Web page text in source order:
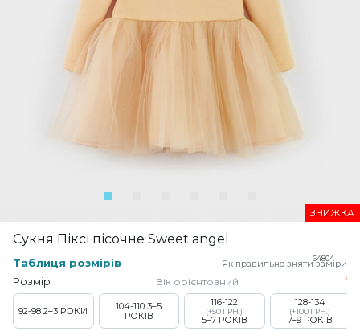
ЗНИЖКА
Сукня Піксі пісочне Sweet angel
64804
Таблиця розмірів Як правильно зняти заміри
Розмір Вік орієнтовний
92-98 2–3 РОКИ 104-110 3–5
РОКІВ
116-122
(+50 ГРН.)
5–7 РОКІВ
128-134
(+100 ГРН.)
7–9 РОКІВ